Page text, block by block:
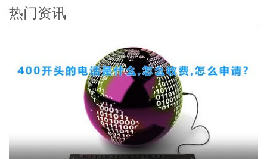
热门资讯